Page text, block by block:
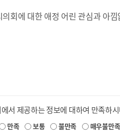
회에 대한 애정 어린 관심과 아
서 제공하는 정보에 대하여 만족하
만족 보통 불만족 매우불만족